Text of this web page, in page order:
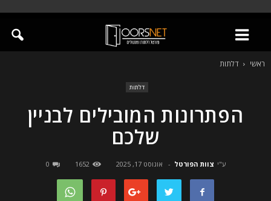
ראשי דלתות
דלתות
הפתרונות המובילים לבניין
שלכם
ע"י צוות הפורטל - אוגוסט 17, 2025 1652
0